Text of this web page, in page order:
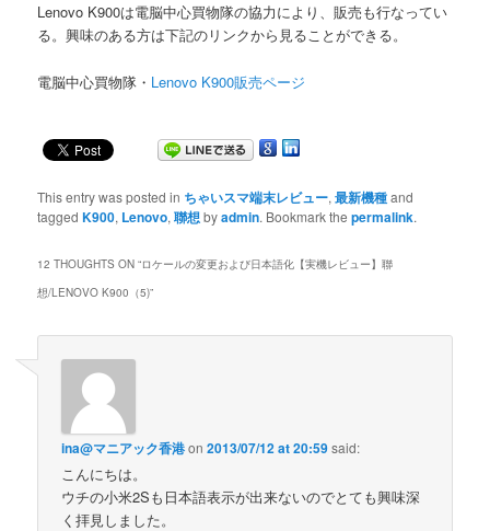
Lenovo K900は電脳中心買物隊の協力により、販売も行なってい
る。興味のある方は下記のリンクから見ることができる。
電脳中心買物隊・ Lenovo K900販売ページ
This entry was posted in ちゃいスマ端末レビュー,最新機種and
taggedK900, Lenovo,聯想byadmin. Bookmark thepermalink.
12 THOUGHTS ON “ロケールの変更および日本語化【実機レビュー】聯
想/LENOVO K900（5)”
ina@マニアック香港on2013/07/12 at 20:59said:
こんにちは。
ウチの小米2Sも日本語表示が出来ないのでとても興味深
く拝見しました。